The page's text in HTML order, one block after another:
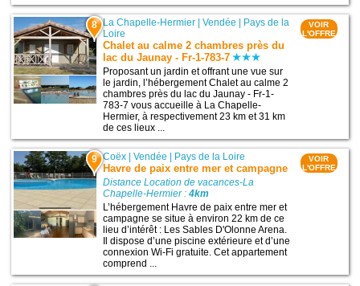
8 La Chapelle-Hermier |Vendée
Pays de la
Loire
Chalet au calme 2 chambres près du
lac du Jaunay - Fr-1-783-7
Proposant un jardin et offrant une vue sur
le jardin, l’hébergement Chalet au calme 2
chambres près du lac du Jaunay - Fr-1-
783-7 vous accueille à La Chapelle-
Hermier, à respectivement 23 km et 31 km
de ces lieux ...
VOIR
L'OFFRE
9 Coëx |Vendée Pays de la Loire
Havre de paix entre mer et campagne
Distance Location de vacances-La
Chapelle-Hermier :4km
L’hébergement Havre de paix entre mer et
campagne se situe à environ 22 km de ce
lieu d’intérêt : Les Sables D'Olonne Arena.
Il dispose d’une piscine extérieure et d’une
connexion Wi-Fi gratuite. Cet appartement
comprend ...
VOIR
L'OFFRE